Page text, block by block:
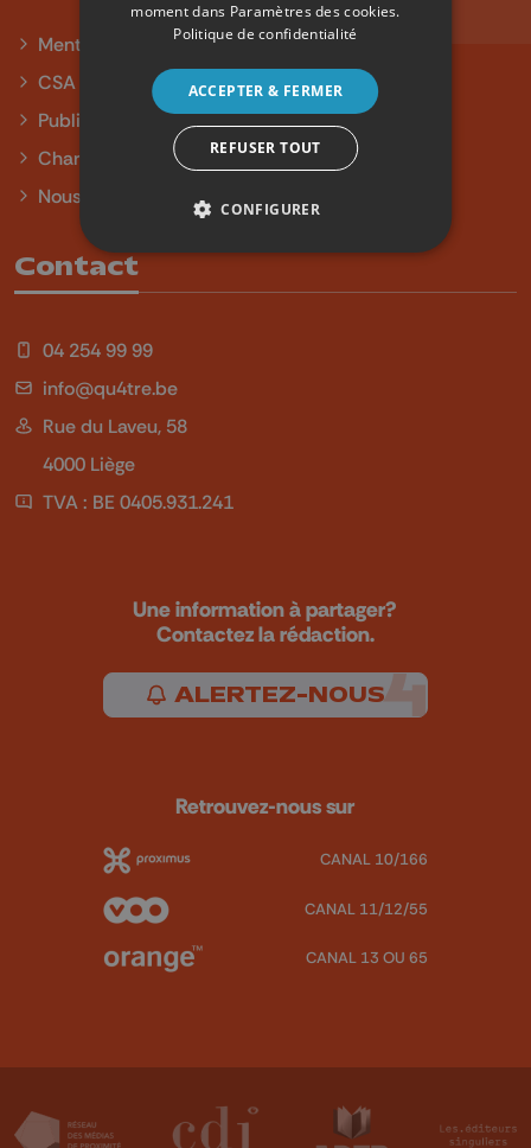
Mentions légales
CSA
Publicité
Charte sur l'égalité et la diversité
Nous contacter
Contact
04 254 99 99
info@qu4tre.be
Rue du Laveu, 58
4000 Liège
TVA : BE 0405.931.241
Une information à partager?
Contactez la rédaction.
ALERTEZ-NOUS
Retrouvez-nous sur
CANAL 10/166
CANAL 11/12/55
CANAL 13 OU 65
moment dans Paramètres des cookies.
Politique de confidentialité
ACCEPTER & FERMER
REFUSER TOUT
CONFIGURER